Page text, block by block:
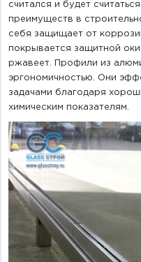
считался и будет
преимуществ в
себя защищает от
покрывается защитной
ржавеет.
Профили из
эргономичностью. Они
задачами благодаря
химическим показателям.